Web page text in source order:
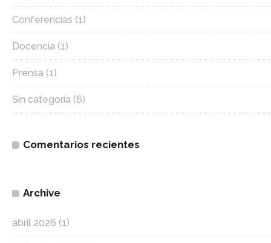
Conferencias (1)
Docencia (1)
Prensa (1)
Sin categoría (6)
Comentarios recientes
Archive
abril 2026 (1)